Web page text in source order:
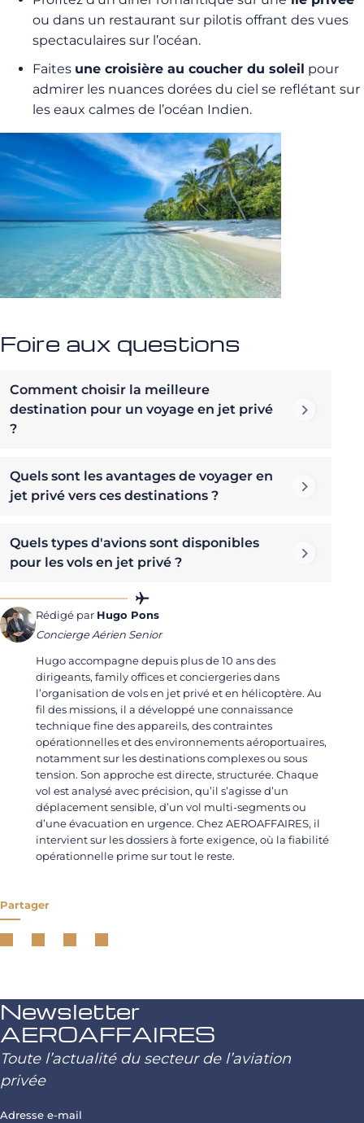
ou dans un restaurant sur pilotis offrant des vues
spectaculaires sur l’océan.
Faites une croisière au coucher du soleil pour
admirer les nuances dorées du ciel se reflétant sur
les eaux calmes de l’océan Indien.
Foire aux questions
Comment choisir la meilleure
destination pour un voyage en jet privé
?
Quels sont les avantages de voyager en
jet privé vers ces destinations ?
Quels types d'avions sont disponibles
pour les vols en jet privé ?
Rédigé par Hugo Pons
Concierge Aérien Senior
Hugo accompagne depuis plus de 10 ans des
dirigeants, family offices et conciergeries dans
l’organisation de vols en jet privé et en hélicoptère. Au
fil des missions, il a développé une connaissance
technique fine des appareils, des contraintes
opérationnelles et des environnements aéroportuaires,
notamment sur les destinations complexes ou sous
tension. Son approche est directe, structurée. Chaque
vol est analysé avec précision, qu’il s’agisse d’un
déplacement sensible, d’un vol multi-segments ou
d’une évacuation en urgence. Chez AEROAFFAIRES, il
intervient sur les dossiers à forte exigence, où la fiabilité
opérationnelle prime sur tout le reste.
Partager
Newsletter
AEROAFFAIRES
Toute l’actualité du secteur de l’aviation
privée
Adresse e-mail